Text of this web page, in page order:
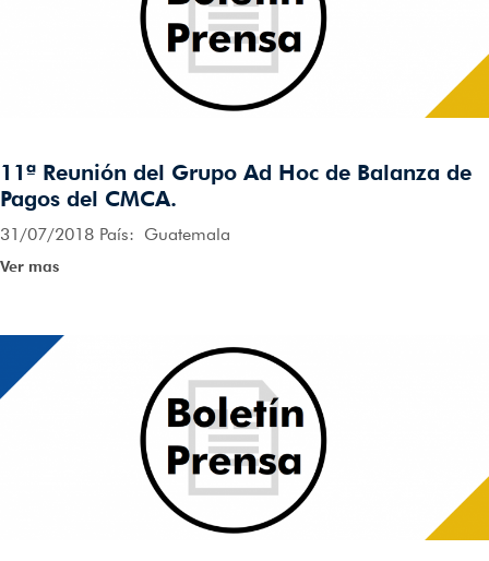
11ª Reunión del Grupo Ad Hoc de Balanza de
Pagos del CMCA.
31/07/2018 País: Guatemala
Ver mas